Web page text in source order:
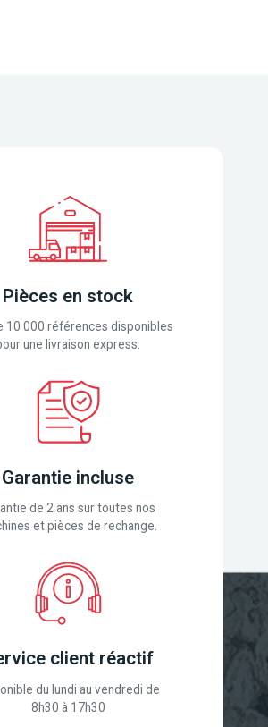
Pièces en stock
10 000 références disponibles
une livraison express.
Garantie incluse
de 2 ans sur toutes nos
et pièces de rechange.
client réactif
du lundi au vendredi de
8h30 à 17h30